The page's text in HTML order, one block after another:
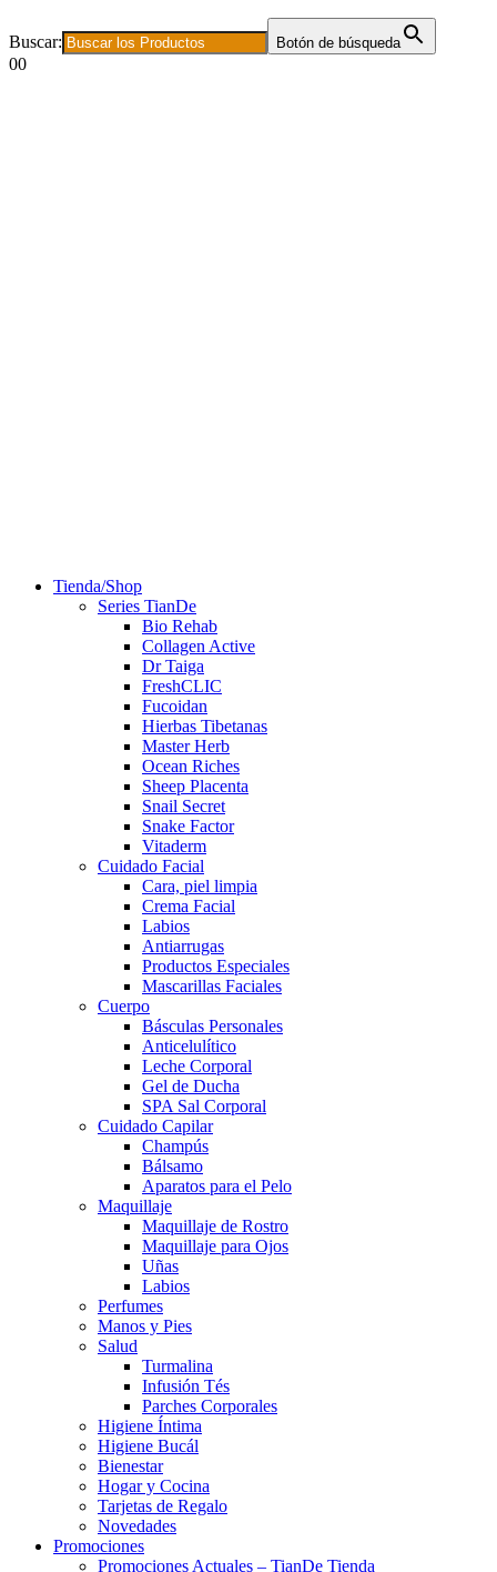
Buscar: Botón de búsqueda
00
Tienda/Shop
Series TianDe
Bio Rehab
Collagen Active
Dr Taiga
FreshCLIC
Fucoidan
Hierbas Tibetanas
Master Herb
Ocean Riches
Sheep Placenta
Snail Secret
Snake Factor
Vitaderm
Cuidado Facial
Cara, piel limpia
Crema Facial
Labios
Antiarrugas
Productos Especiales
Mascarillas Faciales
Cuerpo
Básculas Personales
Anticelulítico
Leche Corporal
Gel de Ducha
SPA Sal Corporal
Cuidado Capilar
Champús
Bálsamo
Aparatos para el Pelo
Maquillaje
Maquillaje de Rostro
Maquillaje para Ojos
Uñas
Labios
Perfumes
Manos y Pies
Salud
Turmalina
Infusión Tés
Parches Corporales
Higiene Íntima
Higiene Bucál
Bienestar
Hogar y Cocina
Tarjetas de Regalo
Novedades
Promociones
Promociones Actuales – TianDe Tienda